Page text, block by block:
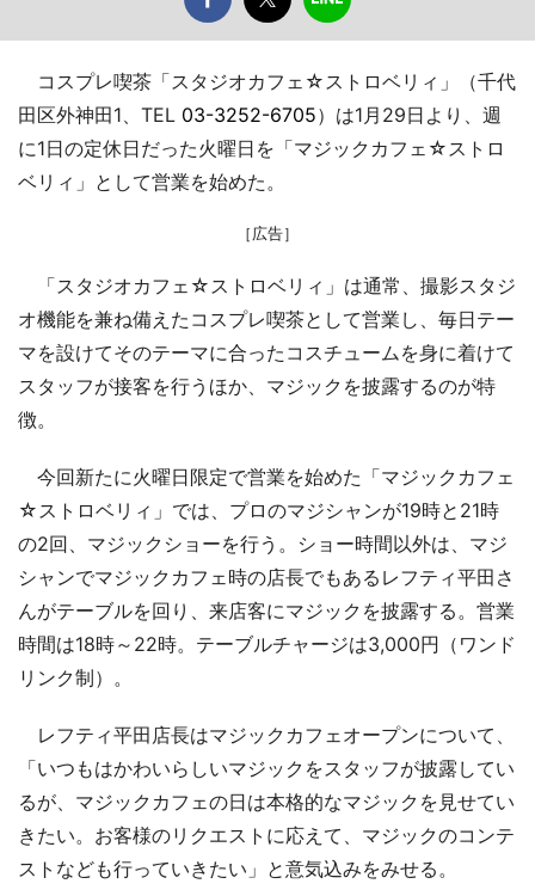
コスプレ喫茶「スタジオカフェ☆ストロベリィ」（千代
田区外神田1、TEL 03-3252-6705）は1月29日より、週
に1日の定休日だった火曜日を「マジックカフェ☆ストロ
ベリィ」として営業を始めた。
［広告］
「スタジオカフェ☆ストロベリィ」は通常、撮影スタジ
オ機能を兼ね備えたコスプレ喫茶として営業し、毎日テー
マを設けてそのテーマに合ったコスチュームを身に着けて
スタッフが接客を行うほか、マジックを披露するのが特
徴。
今回新たに火曜日限定で営業を始めた「マジックカフェ
☆ストロベリィ」では、プロのマジシャンが19時と21時
の2回、マジックショーを行う。ショー時間以外は、マジ
シャンでマジックカフェ時の店長でもあるレフティ平田さ
んがテーブルを回り、来店客にマジックを披露する。営業
時間は18時～22時。テーブルチャージは3,000円（ワンド
リンク制）。
レフティ平田店長はマジックカフェオープンについて、
「いつもはかわいらしいマジックをスタッフが披露してい
るが、マジックカフェの日は本格的なマジックを見せてい
きたい。お客様のリクエストに応えて、マジックのコンテ
ストなども行っていきたい」と意気込みをみせる。